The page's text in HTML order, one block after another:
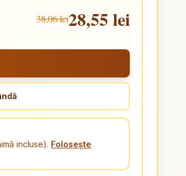
38,06 lei28,55 lei
incluse). Folosește